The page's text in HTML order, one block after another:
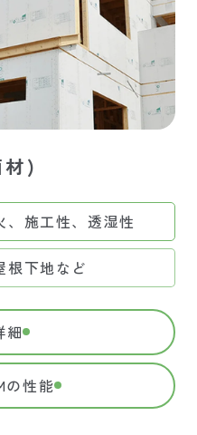
)
、施工性、透湿性
根下地など
細
の性能